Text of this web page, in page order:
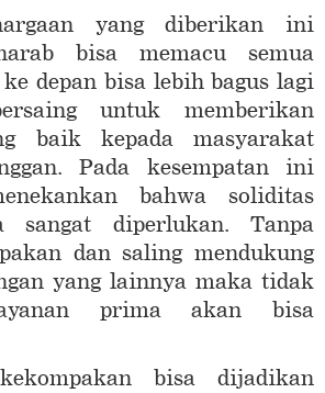
yang diberikan ini
bisa memacu semua
depan bisa lebih bagus lagi
untuk memberikan
baik kepada masyarakat
Pada kesempatan ini
bahwa soliditas
sangat diperlukan. Tanpa
dan saling mendukung
yang lainnya maka tidak
prima akan bisa
bisa dijadikan